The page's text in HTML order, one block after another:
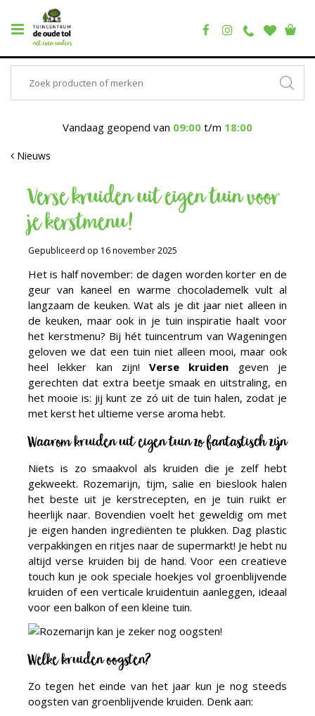
Vandaag geopend van 09:00 t/m 18:00
Nieuws
Verse kruiden uit eigen tuin voor
je kerstmenu!
Gepubliceerd op 16 november 2025
Het is half november: de dagen worden korter en de
geur van kaneel en warme chocolademelk vult al
langzaam de keuken. Wat als je dit jaar niet alleen in
de keuken, maar ook in je tuin inspiratie haalt voor
het kerstmenu? Bij hét tuincentrum van Wageningen
geloven we dat een tuin niet alleen mooi, maar ook
heel lekker kan zijn! Verse kruiden geven je
gerechten dat extra beetje smaak en uitstraling, en
het mooie is: jij kunt ze zó uit de tuin halen, zodat je
met kerst het ultieme verse aroma hebt.
Waarom kruiden uit eigen tuin zo fantastisch zijn
Niets is zo smaakvol als kruiden die je zelf hebt
gekweekt. Rozemarijn, tijm, salie en bieslook halen
het beste uit je kerstrecepten, en je tuin ruikt er
heerlijk naar. Bovendien voelt het geweldig om met
je eigen handen ingrediënten te plukken. Dag plastic
verpakkingen en ritjes naar de supermarkt! Je hebt nu
altijd verse kruiden bij de hand. Voor een creatieve
touch kun je ook speciale hoekjes vol groenblijvende
kruiden of een verticale kruidentuin aanleggen, ideaal
voor een balkon of een kleine tuin.
Welke kruiden oogsten?
Zo tegen het einde van het jaar kun je nog steeds
oogsten van groenblijvende kruiden. Denk aan: